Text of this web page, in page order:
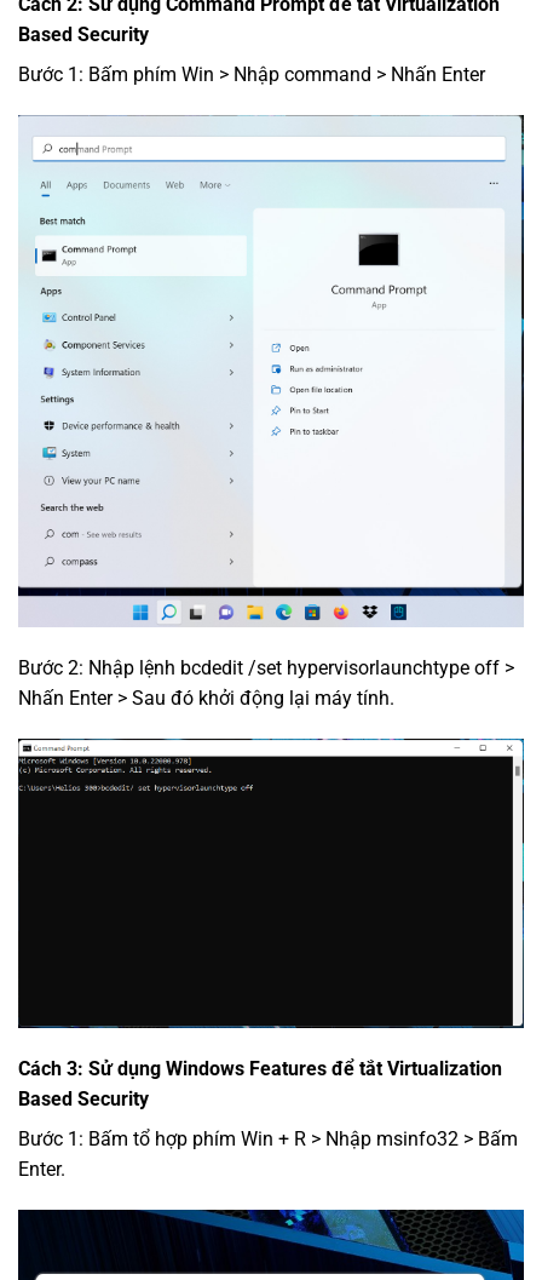
Based Security
Bước 1: Bấm phím Win > Nhập command > Nhấn Enter
Bước 2: Nhập lệnh bcdedit /set hypervisorlaunchtype off >
Nhấn Enter > Sau đó khởi động lại máy tính.
Cách 3: Sử dụng Windows Features để tắt Virtualization
Based Security
Bước 1: Bấm tổ hợp phím Win + R > Nhập msinfo32 > Bấm
Enter.